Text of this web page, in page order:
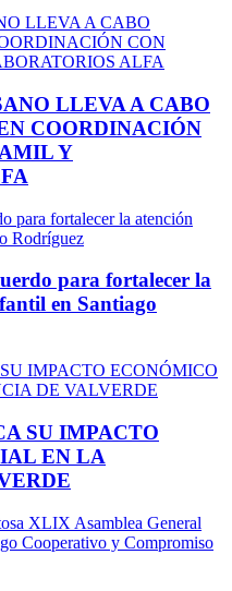
LLEVA A CABO
COORDINACIÓN
Y
para fortalecer la
en Santiago
SU IMPACTO
EN LA